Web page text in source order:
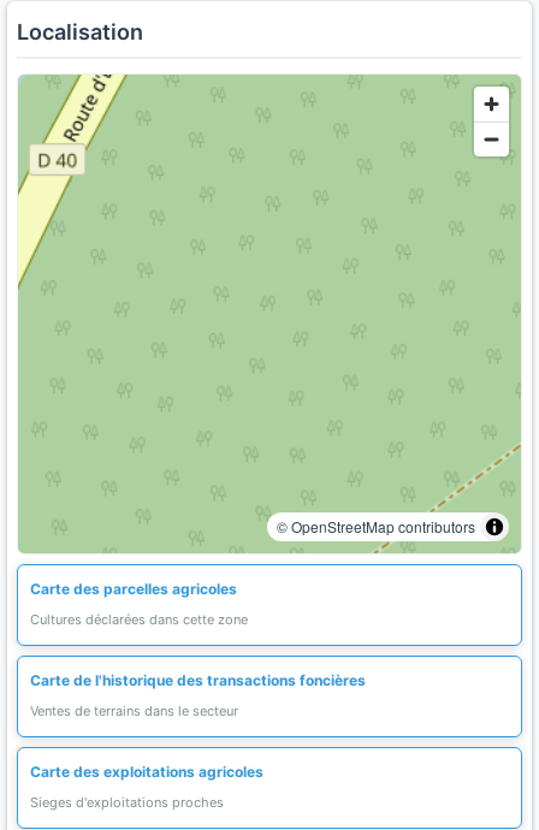
Localisation
© OpenStreetMap contributors
Carte des parcelles agricoles
Cultures déclarées dans cette zone
Carte de l'historique des transactions foncières
Ventes de terrains dans le secteur
Carte des exploitations agricoles
Sieges d'exploitations proches